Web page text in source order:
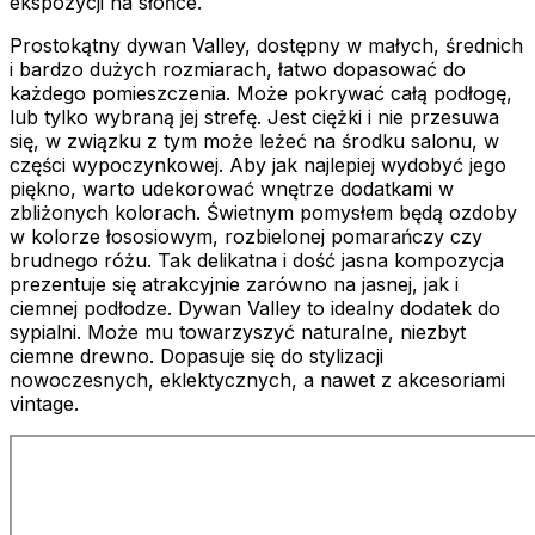
Prostokątny dywan Valley, dostępny w małych, średnich
i bardzo dużych rozmiarach, łatwo dopasować do
każdego pomieszczenia. Może pokrywać całą podłogę,
lub tylko wybraną jej strefę. Jest ciężki i nie przesuwa
się, w związku z tym może leżeć na środku salonu, w
części wypoczynkowej. Aby jak najlepiej wydobyć jego
piękno, warto udekorować wnętrze dodatkami w
zbliżonych kolorach. Świetnym pomysłem będą ozdoby
w kolorze łososiowym, rozbielonej pomarańczy czy
brudnego różu. Tak delikatna i dość jasna kompozycja
prezentuje się atrakcyjnie zarówno na jasnej, jak i
ciemnej podłodze. Dywan Valley to idealny dodatek do
sypialni. Może mu towarzyszyć naturalne, niezbyt
ciemne drewno. Dopasuje się do stylizacji
nowoczesnych, eklektycznych, a nawet z akcesoriami
vintage.